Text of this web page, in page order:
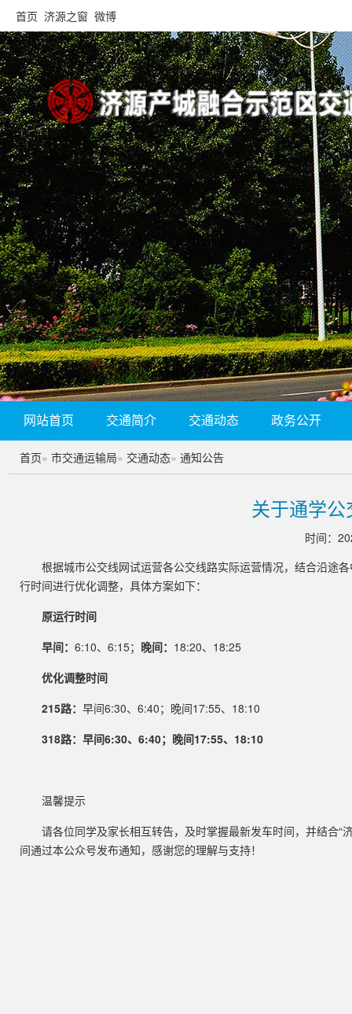
首页 济源之窗 微博
网站首页 交通简介 交通动态 政务公开
首页» 市交通运输局» 交通动态» 通知公告
关于通学
时间：
根据城市公交线网试运营各公交线路实际运营情况，结合沿途
行时间进行优化调整，具体方案如下：
原运行时间
早间： 6:10、6:15； 晚间： 18:20、18:25
优化调整时间
215路： 早间6:30、6:40；晚间17:55、18:10
318路：早间6:30、6:40；晚间17:55、18:10
温馨提示
请各位同学及家长相互转告，及时掌握最新发车时间，并结合
间通过本公众号发布通知，感谢您的理解与支持！